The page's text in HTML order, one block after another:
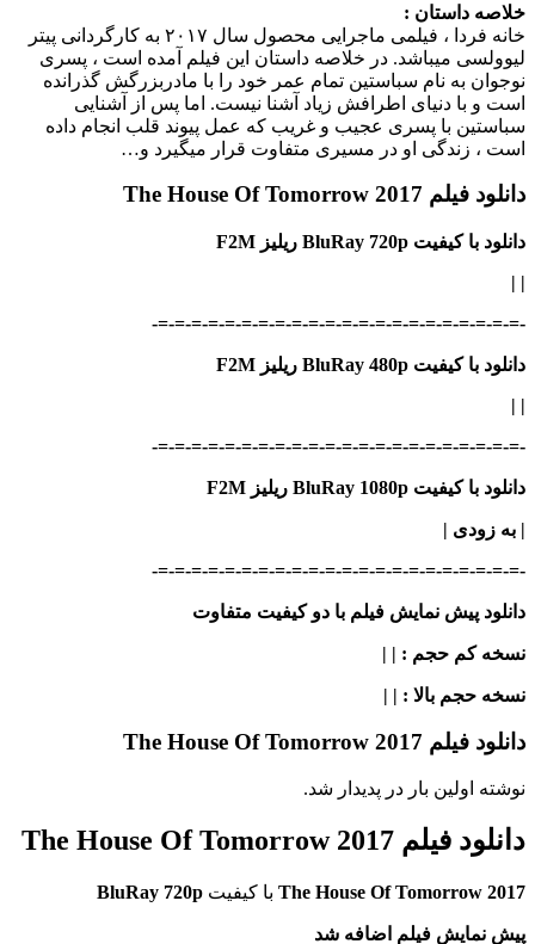
خلاصه داستان :
خانه فردا ، فیلمی ماجرایی محصول سال ۲۰۱۷ به کارگردانی پیتر
لیوولسی می‎باشد. در خلاصه داستان این فیلم آمده است ، پسری
نوجوان به نام سباستین تمام عمر خود را با مادربزرگش گذرانده
است و با دنیای اطرافش زیاد آشنا نیست. اما پس از آشنایی
سباستین با پسری عجیب و غریب که عمل پیوند قلب انجام داده
است ، زندگی او در مسیری متفاوت قرار می‎گیرد و…
دانلود فیلم The House Of Tomorrow 2017
دانلود با کیفیت BluRay 720p ریلیز F2M
|
|
-=-=-=-=-=-=-=-=-=-=-=-=-=-=-=-=-=-=-=-=-=-=-
دانلود با کیفیت BluRay 480p ریلیز F2M
|
|
-=-=-=-=-=-=-=-=-=-=-=-=-=-=-=-=-=-=-=-=-=-=-
دانلود با کیفیت BluRay 1080p ریلیز F2M
| به زودی |
-=-=-=-=-=-=-=-=-=-=-=-=-=-=-=-=-=-=-=-=-=-=-
دانلود پیش نمایش فیلم با دو کیفیت متفاوت
نسخه کم حجم : | |
نسخه حجم بالا : | |
دانلود فیلم The House Of Tomorrow 2017
نوشته اولین بار در پدیدار شد.
دانلود فیلم The House Of Tomorrow 2017
The House Of Tomorrow 2017 با کیفیت BluRay 720p
پیش نمایش فیلم اضافه شد